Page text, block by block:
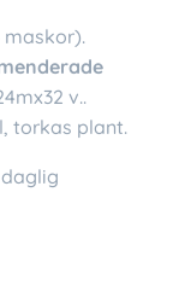
maskor).
v..
torkas plant.